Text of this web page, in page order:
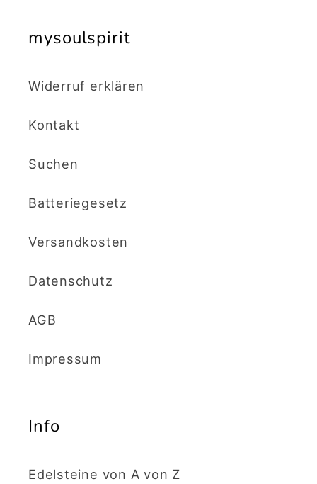
mysoulspirit
Widerruf erklären
Kontakt
Suchen
Batteriegesetz
Versandkosten
Datenschutz
AGB
Impressum
Info
Edelsteine von A von Z